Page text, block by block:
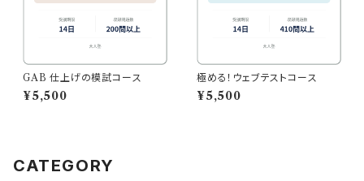
GAB 仕上げの模試コース
¥5,500
極める！ウェブテストコース
¥5,500
CATEGORY